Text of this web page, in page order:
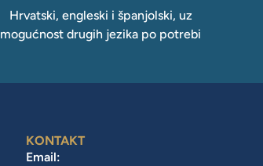
Hrvatski, engleski i španjolski, uz
mogućnost drugih jezika po potrebi
KONTAKT
Email: